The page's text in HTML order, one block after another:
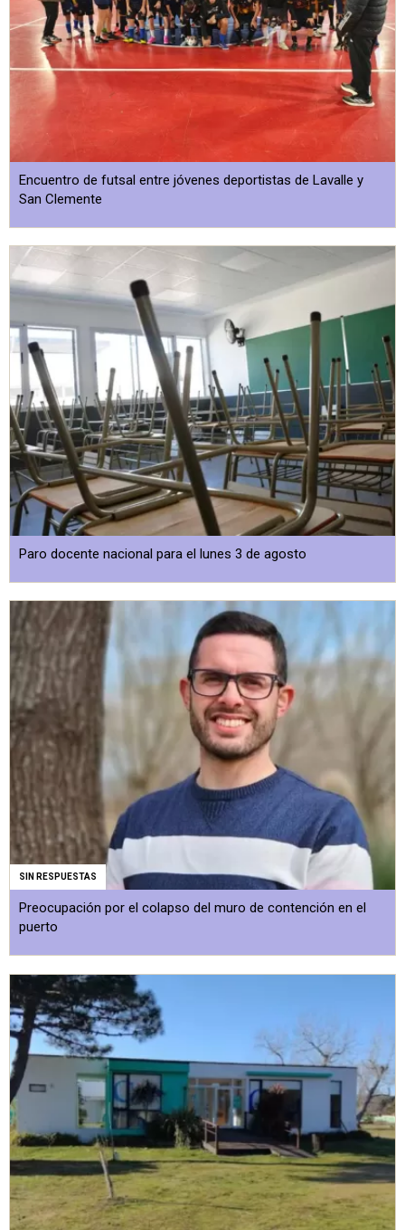
Encuentro de futsal entre jóvenes deportistas de Lavalle y
San Clemente
Paro docente nacional para el lunes 3 de agosto
SIN RESPUESTAS
Preocupación por el colapso del muro de contención en el
puerto